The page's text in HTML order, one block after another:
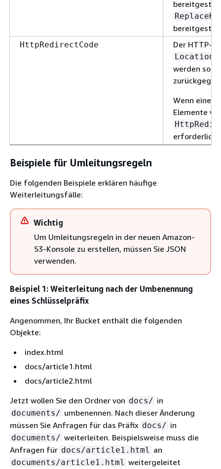
HttpRedirectCode Der HTTP-
Location
werden soll,
Wenn eines
Elemente
erforderlich.
Beispiele für Umleitungsregeln
Die folgenden Beispiele erklären häufige
Weiterleitungsfälle:
Wichtig
Um Umleitungsregeln in der neuen Amazon-
S3-Konsole zu erstellen, müssen Sie JSON
verwenden.
Beispiel 1: Weiterleitung nach der Umbenennung
eines Schlüsselpräfix
Angenommen, Ihr Bucket enthält die folgenden
Objekte:
index.html
docs/article1.html
docs/article2.html
Jetzt wollen Sie den Ordner von docs/ in
documents/ umbenennen. Nach dieser Änderung
müssen Sie Anfragen für das Präfix docs/ in
documents/ weiterleiten. Beispielsweise muss die
Anfragen für docs/article1.html an
documents/article1.html weitergeleitet